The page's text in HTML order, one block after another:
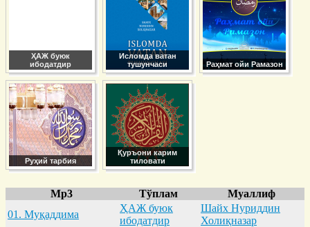
ҲАЖ буюк
ибодатдир
Исломда ватан
тушунчаси
Раҳмат ойи Рамазон
Руҳий тарбия
Қуръони карим
тиловати
Mp3 Тўплам
Муаллиф
01. Муқaддимa
ҲАЖ буюк
ибодатдир
Шайх Нуриддин
Холиқназар